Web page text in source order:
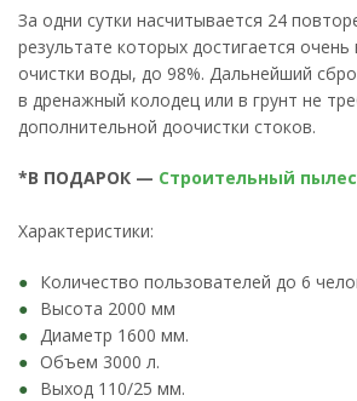
За одни сутки насчитывается 24
результате которых достигается очень
очистки воды, до 98%. Дальнейший
в дренажный колодец или в грунт не
дополнительной доочистки стоков.
*В ПОДАРОК — Строительный
Характеристики:
Количество пользователей до 6
Высота 2000 мм
Диаметр 1600 мм.
Объем 3000 л.
Выход 110/25 мм.